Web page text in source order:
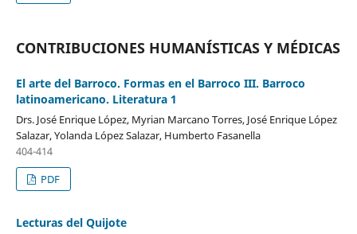
CONTRIBUCIONES HUMANÍSTICAS Y MÉDICAS
El arte del Barroco. Formas en el Barroco III. Barroco
latinoamericano. Literatura 1
Drs. José Enrique López, Myrian Marcano Torres, José Enrique López
Salazar, Yolanda López Salazar, Humberto Fasanella
404-414
PDF
Lecturas del Quijote